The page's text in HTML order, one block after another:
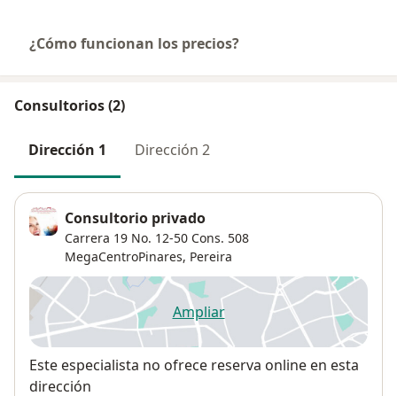
¿Cómo funcionan los precios?
Consultorios (2)
Dirección 1 Dirección 2
Consultorio privado
Carrera 19 No. 12-50 Cons. 508
MegaCentroPinares, Pereira
Ampliarse abre en una nueva
Disponibilidad
Este especialista no ofrece reserva online en esta
dirección